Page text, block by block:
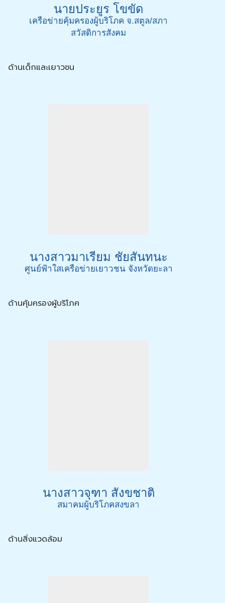
นายประยูร โขขัด
เครือข่ายคุ้มครองผู้บริโภค จ.สตูล/สภา
สวัสดิการสังคม
ด้านเด็กและเยาวชน
นางสาวมาเรียม ชัยสันทนะ
ศูนย์ฟ้าใสเครือข่ายเยาวชน จังหวัดยะลา
ด้านคุ้มครองผู้บริโภค
นางสาวจุฑา สังขชาติ
สมาคมผู้บริโภคสงขลา
ด้านสิ่งแวดล้อม